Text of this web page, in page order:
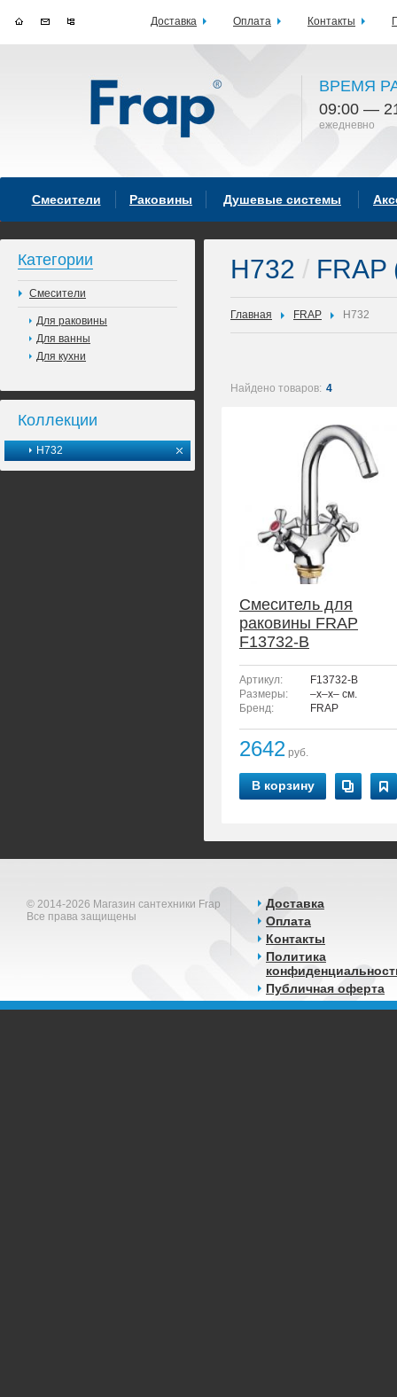
ВРЕМЯ
09:00 —
ежедневно
Смесители Раковины Душевые системы
Категории
Смесители
Для раковины
Для ванны
Для кухни
Коллекции
H732
H732 /
Главная FRAP H732
Найдено товаров: 4
Смеситель для
раковины FRAP
F13732-B
Артикул:
F13732-B
Размеры:
–x–x– см.
Бренд:
FRAP
2642 руб.
В корзину
© 2014-2026 Магазин сантехники Frap
Все права защищены
Доставка
Оплата
Контакты
Политика
Публичная оферта
Доставка Оплата Контакты